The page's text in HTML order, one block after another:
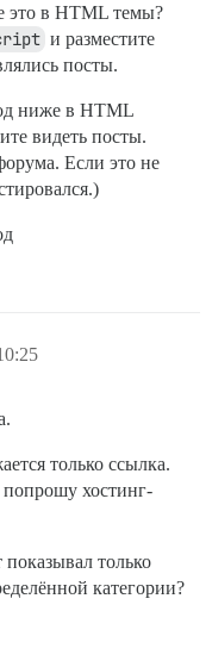
это в HTML темы?
и разместите
посты.
ниже в HTML
видеть посты.
Если это не
только ссылка.
хостинг-
только
категории?